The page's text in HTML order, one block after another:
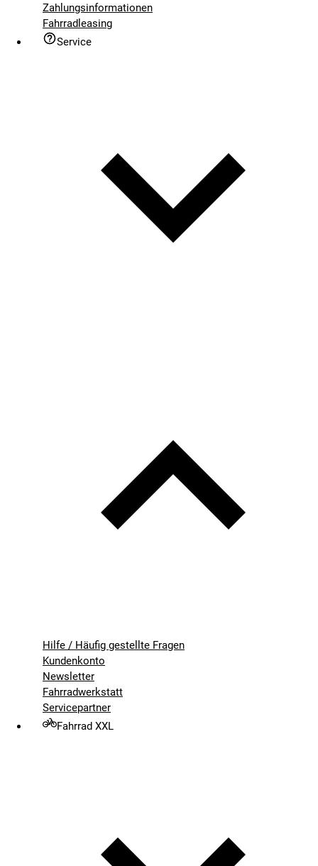
Zahlungsinformationen
Fahrradleasing
Service
Hilfe / Häufig gestellte Fragen
Kundenkonto
Newsletter
Fahrradwerkstatt
Servicepartner
Fahrrad XXL